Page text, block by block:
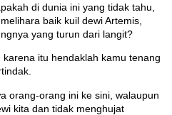
di dunia ini yang tidak tahu,
baik kuil dewi Artemis,
yang turun dari langit?
itu hendaklah kamu tenang
orang-orang ini ke sini, walaupun
kita dan tidak menghujat